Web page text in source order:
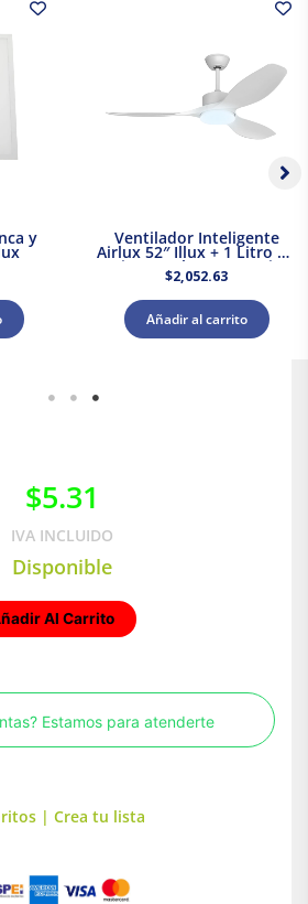
y Ventilador Inteligente
Airlux 52″ Illux + 1 Litro de
Pintura Blanca Acuario
$2,052.63
Añadir al carrito
$5.31
IVA INCLUIDO
Disponible
Al Carrito
Estamos para atenderte
| Crea tu lista